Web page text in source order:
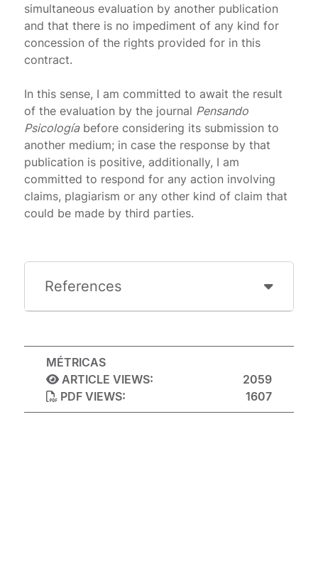
simultaneous evaluation by another publication
and that there is no impediment of any kind for
concession of the rights provided for in this
contract.
In this sense, I am committed to await the result
of the evaluation by the journal Pensando
Psicologíabefore considering its submission to
another medium; in case the response by that
publication is positive, additionally, I am
committed to respond for any action involving
claims, plagiarism or any other kind of claim that
could be made by third parties.
References
MÉTRICAS
ARTICLE VIEWS:
2059
PDF VIEWS:
1607